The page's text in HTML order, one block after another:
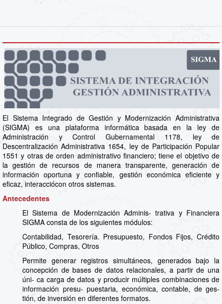
El Sistema Integrado de Gestión y Modernización Administrativa
(SIGMA) es una plataforma informática basada en la ley de
Administración y Control Gubernamental 1178, ley de
Descentralización Administrativa 1654, ley de Participación Popular
1551 y otras de orden administrativo financiero; tiene el objetivo de
la gestión de recursos de manera transparente, generación de
información oportuna y confiable, gestión económica eficiente y
eficaz, interacciócon otros sistemas.
Antecedentes
El Sistema de Modernización Adminis- trativa y Financiera
SIGMA consta de los siguientes módulos:
Contabilidad, Tesorería. Presupuesto, Fondos Fijos, Crédito
Público, Compras, Otros
Permite generar registros simultáneos, generados bajo la
concepción de bases de datos relacionales, a partir de una
úni- ca carga de datos y producir múltiples combinaciones de
información presu- puestaria, económica, contable, de ges-
tión, de inversión en diferentes formatos.